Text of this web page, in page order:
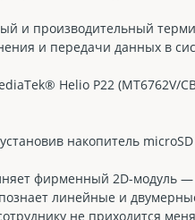
и производительный
и передачи данных в
Helio P22 (MT6762V/
накопитель microSD
фирменный 2D-модуль
линейные и
не приходится